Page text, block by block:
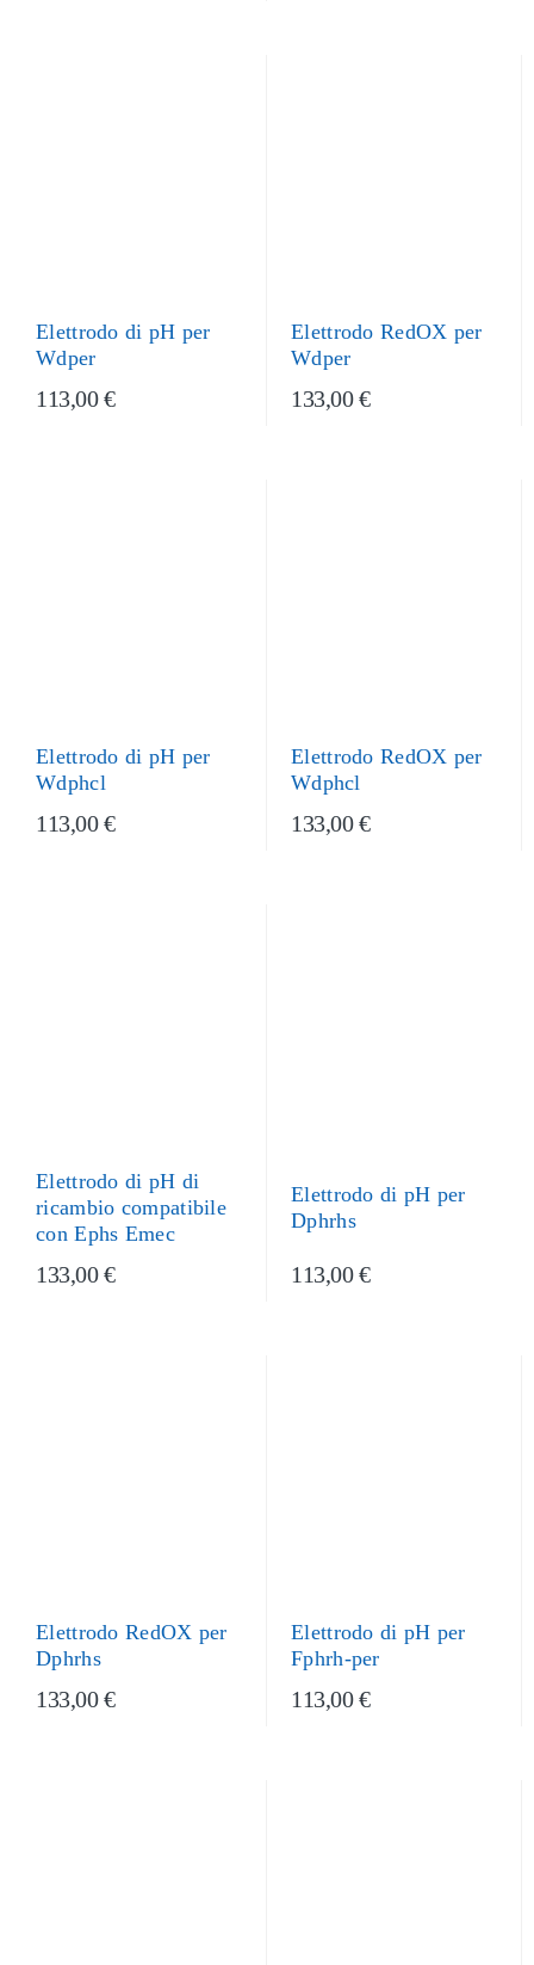
Elettrodo di pH per
Wdper
113,00 €
Elettrodo RedOX per
Wdper
133,00 €
Elettrodo di pH per
Wdphcl
113,00 €
Elettrodo RedOX per
Wdphcl
133,00 €
Elettrodo di pH di
ricambio compatibile
con Ephs Emec
133,00 €
Elettrodo di pH per
Dphrhs
113,00 €
Elettrodo RedOX per
Dphrhs
133,00 €
Elettrodo di pH per
Fphrh-per
113,00 €